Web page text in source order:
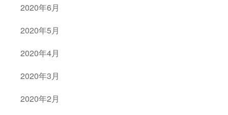
2020年6月
2020年5月
2020年4月
2020年3月
2020年2月